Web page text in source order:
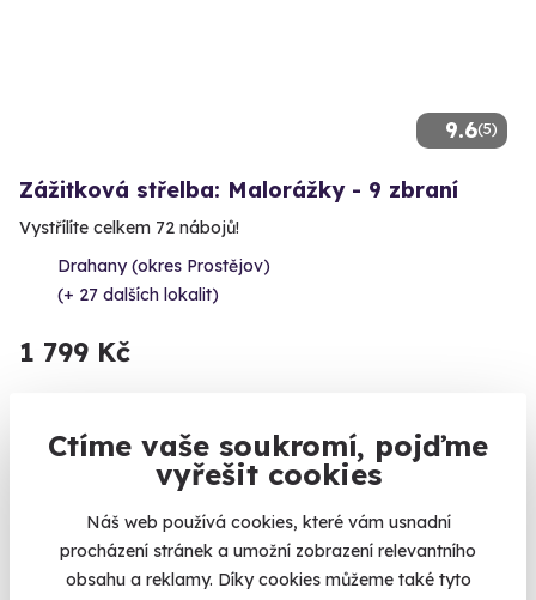
Ctíme vaše soukromí, pojďme
vyřešit cookies
Náš web používá cookies, které vám usnadní
procházení stránek a umožní zobrazení relevantního
obsahu a reklamy. Díky cookies můžeme také tyto
9.6(5)
Zážitková střelba: Malorážky - 9 zbraní
Vystřílíte celkem 72 nábojů!
Drahany (okres Prostějov)
(+ 27 dalších lokalit)
1 799 Kč